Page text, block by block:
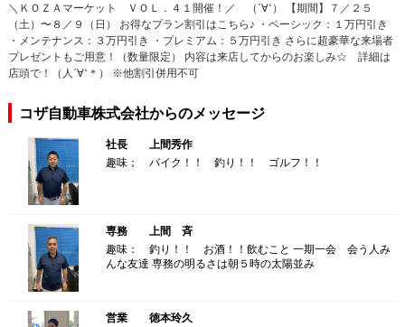
＼ＫＯＺＡマーケット ＶＯＬ．４１開催！／ （´∀‘） 【期間】７／２５
（土）〜８／９（日） お得なプラン割引はこちら♪ ・ベーシック：１万円引き
・メンテナンス：３万円引き ・プレミアム：５万円引き さらに超豪華な来場者
プレゼントもご用意！（数量限定） 内容は来店してからのお楽しみ☆ 詳細は
店頭で！（人´∀‘＊） ※他割引併用不可
コザ自動車株式会社からのメッセージ
社長 上間秀作
趣味； バイク！！ 釣り！！ ゴルフ！！
専務 上間 斉
趣味： 釣り！！ お酒！！飲むこと 一期一会 会う人み
んな友達 専務の明るさは朝５時の太陽並み
営業 徳本玲久